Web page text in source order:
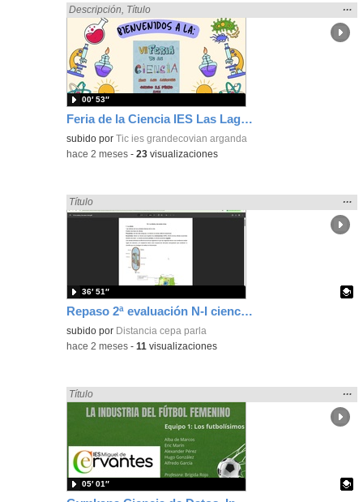
Feria de la Ciencia IES Las Lagunas
Encontrado «Ciencias» en:
Descripción Título
la
…
subido porTic ies grandecovian arganda
00′ 53″
-hace 2 meses -23 visualizaciones
Repaso 2ª evaluación N-I ciencias
Encontrado «Ciencias» en:
Título
la
…
Contenido educativo.
subido por Distancia cepa parla
36′ 51″
-hace 2 meses -11 visualizaciones
Encontrado «Ciencias» en:
Título
la
…
05′ 01″